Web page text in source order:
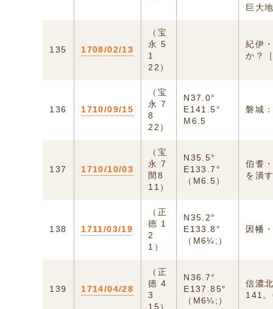
巨大
135 1708/02/13
（宝
永 5
1
22）
紀伊
か？
136 1710/09/15
（宝
永 7
8
22）
N37.0°
E141.5°
M6.5
磐城
137 1710/10/03
（宝
永 7
閏8
11）
N35.5°
E133.7°
（M6.5）
伯耆
を潰
138 1711/03/19
（正
徳 1
2
1）
N35.2°
E133.8°
（M6¼;）
因幡
139 1714/04/28
（正
徳 4
3
15）
N36.7°
E137.85°
（M6¼;）
信濃
141